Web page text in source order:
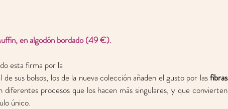
en algodón bordado (49 €).
esta firma por la
sus bolsos, los de la nueva colección añaden el gusto por las fibras
procesos que los hacen más singulares, y que convierten
único.